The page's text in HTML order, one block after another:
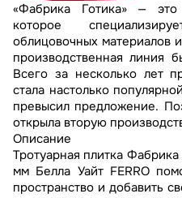
«Фабрика Готика» — это
которое
облицовочных материалов
производственная линия
Всего за несколько лет
стала настолько
превысил предложение.
открыла вторую
Описание
Тротуарная плитка
мм Белла Уайт FERRO
пространство и добавить